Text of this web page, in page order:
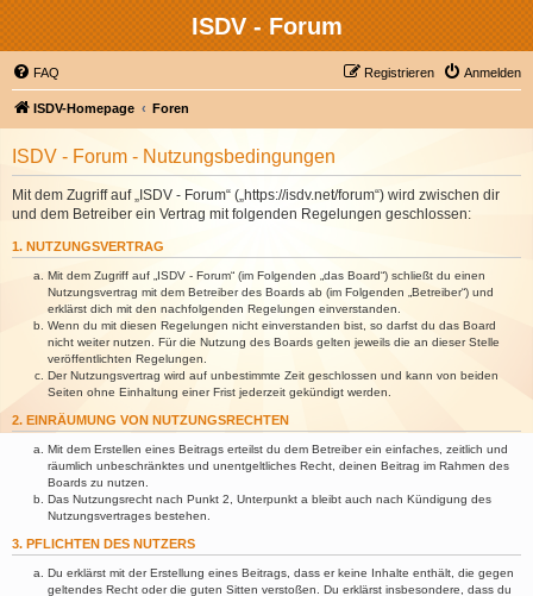
ISDV - Forum
FAQ Anmelden
Registrieren
ISDV-Homepage Foren
ISDV - Forum - Nutzungsbedingungen
Mit dem Zugriff auf „ISDV - Forum“ („https://isdv.net/forum“) wird zwischen dir
und dem Betreiber ein Vertrag mit folgenden Regelungen geschlossen:
1. NUTZUNGSVERTRAG
Mit dem Zugriff auf „ISDV - Forum“ (im Folgenden „das Board“) schließt du einen
Nutzungsvertrag mit dem Betreiber des Boards ab (im Folgenden „Betreiber“) und
erklärst dich mit den nachfolgenden Regelungen einverstanden.
Wenn du mit diesen Regelungen nicht einverstanden bist, so darfst du das Board
nicht weiter nutzen. Für die Nutzung des Boards gelten jeweils die an dieser Stelle
veröffentlichten Regelungen.
Der Nutzungsvertrag wird auf unbestimmte Zeit geschlossen und kann von beiden
Seiten ohne Einhaltung einer Frist jederzeit gekündigt werden.
2. EINRÄUMUNG VON NUTZUNGSRECHTEN
Mit dem Erstellen eines Beitrags erteilst du dem Betreiber ein einfaches, zeitlich und
räumlich unbeschränktes und unentgeltliches Recht, deinen Beitrag im Rahmen des
Boards zu nutzen.
Das Nutzungsrecht nach Punkt 2, Unterpunkt a bleibt auch nach Kündigung des
Nutzungsvertrages bestehen.
3. PFLICHTEN DES NUTZERS
Du erklärst mit der Erstellung eines Beitrags, dass er keine Inhalte enthält, die gegen
geltendes Recht oder die guten Sitten verstoßen. Du erklärst insbesondere, dass du